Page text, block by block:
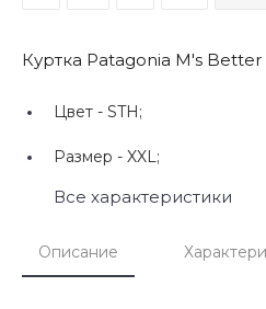
Куртка Patagonia M's
Цвет - STH;
Размер - XXL;
Все характеристики
Описание